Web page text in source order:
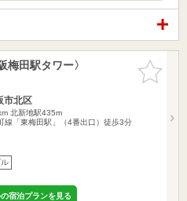
お気に入
りに追加
梅田駅タワー〉
市北区
北新地駅435m
線「東梅田駅」（4番出口）徒歩3分
宿泊プランを見る